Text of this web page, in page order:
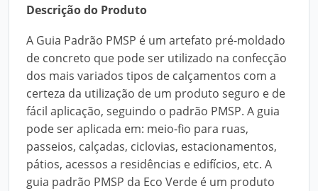
Descrição do Produto
A Guia Padrão PMSP é um artefato pré-moldado
de concreto que pode ser utilizado na confecção
dos mais variados tipos de calçamentos com a
certeza da utilização de um produto seguro e de
fácil aplicação, seguindo o padrão PMSP. A guia
pode ser aplicada em: meio-fio para ruas,
passeios, calçadas, ciclovias, estacionamentos,
pátios, acessos a residências e edifícios, etc. A
guia padrão PMSP da Eco Verde é um produto